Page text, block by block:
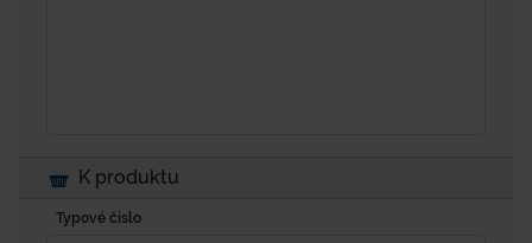
K produktu
Typové číslo